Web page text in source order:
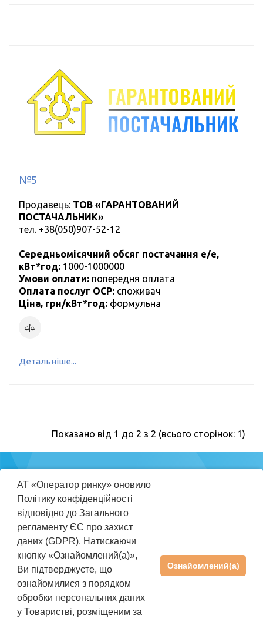
№5
Продавець: ТОВ «ГАРАНТОВАНИЙ
ПОСТАЧАЛЬНИК»
тел. +38(050)907-52-12
Середньомісячний обсяг постачання е/е,
кВт*год: 1000-1000000
Умови оплати: попередня оплата
Оплата послуг ОСР: cпоживач
Ціна, грн/кВт*год: формульна
Детальніше...
Показано від 1 до 2 з 2 (всього сторінок: 1)
Міністерство
енергетики
України
ПРАВИЛА КОРИСТУВАННЯ REP
ІНСТРУКЦІЯ КОРИСТУВАЧА
ПІДТРИМКА +38(044) 205-01-36
rep@oree.com.ua
©2026 АТ «Оператор ринку». Усі права захищені
АТ «Оператор ринку» оновило
Політику конфіденційності
відповідно до Загального
регламенту ЄС про захист
даних (GDPR). Натискаючи
кнопку «Ознайомлений(а)»,
Ви підтверджуєте, що
ознайомилися з порядком
обробки персональних даних
у Товаристві, розміщеним за
Ознайомлений(а)